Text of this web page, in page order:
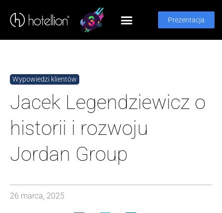
Prezentacja
Wypowiedzi klientów
Jacek Legendziewicz o
historii i rozwoju
Jordan Group
26 marca, 2025